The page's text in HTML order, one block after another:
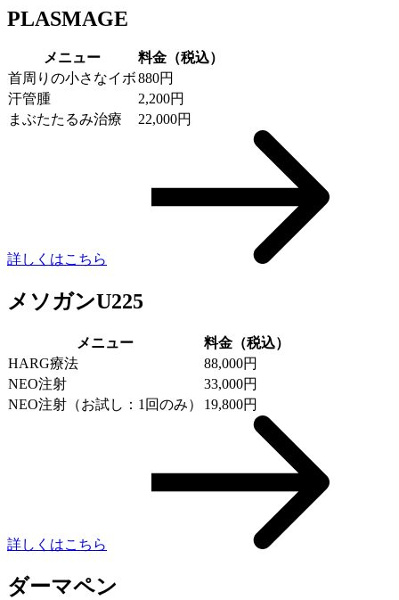
PLASMAGE
メニュー
料金（税込）
首周りの小さなイボ880円
汗管腫
2,200円
まぶたたるみ治療
22,000円
詳しくはこちら
メソガンU225
メニュー
料金（税込）
HARG療法
88,000円
NEO注射
33,000円
NEO注射（お試し：1回のみ）
19,800円
詳しくはこちら
ダーマペン